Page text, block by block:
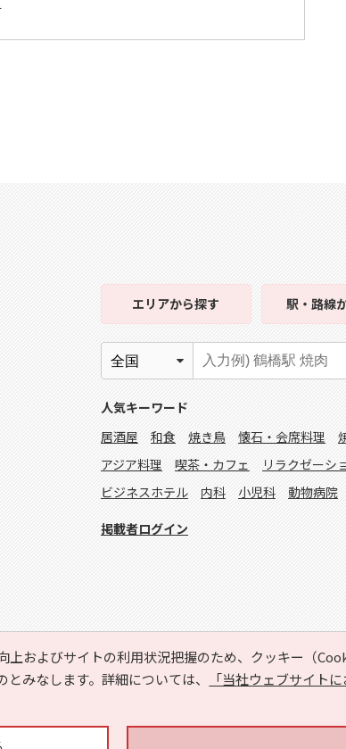
およびサイトの利用状況把握のため、クッキー（
みなします。詳細については、
「当社ウェブサイト
エリアから探す 駅・路線
人気キーワード
居酒屋
和食 焼き鳥 懐石・会席料理
アジア料理
喫茶・カフェ リラクゼーシ
ビジネスホテル
内科 小児科 動物病院
掲載者ログイン
Copyright © HYOJITO.Co.,Ltd. All Rights Reserved.